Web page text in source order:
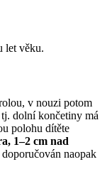
let věku.
v nouzi potom
dolní končetiny má
polohu dítěte
1–2 cm nad
naopak